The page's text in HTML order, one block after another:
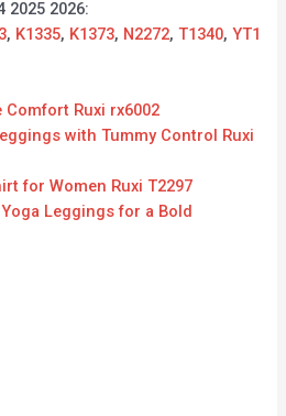
2025 2026:
, K1335, K1373, N2272,T1340,YT1
Ruxi rx6002
with Tummy Control Ruxi
for Women Ruxi T2297
Leggings for a Bold